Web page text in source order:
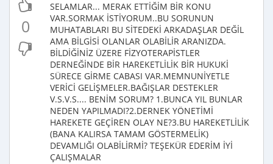
0
SELAMLAR... MERAK ETTİĞİM BİR KONU
VAR.SORMAK İSTİYORUM..BU SORUNUN
MUHATABLARI BU SİTEDEKİ ARKADAŞLAR DEĞİL
AMA BİLGİSİ OLANLAR OLABİLİR ARANIZDA.
BİLDİĞİNİZ ÜZERE FİZYOTERAPİSTLER
DERNEĞİNDE BİR HAREKETLİLİK BİR HUKUKİ
SÜRECE GİRME CABASI VAR.MEMNUNİYETLE
VERİCİ GELİŞMELER.BAĞIŞLAR DESTEKLER
V.S.V.S.... BENİM SORUM? 1.BUNCA YIL BUNLAR
NEDEN YAPILMADI?2.DERNEK YÖNETİMİ
HAREKETE GEÇİREN OLAY NE?3.BU HAREKETLİLİK
(BANA KALIRSA TAMAM GÖSTERMELİK)
DEVAMLIĞI OLABİLİRMİ? TEŞEKÜR EDERİM İYİ
ÇALIŞMALAR